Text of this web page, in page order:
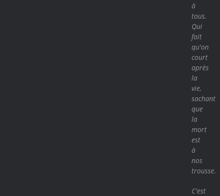
à
tous.
Qui
fait
qu'on
court
après
la
vie,
sachant
que
la
mort
est
à
nos
trousse.
C'est